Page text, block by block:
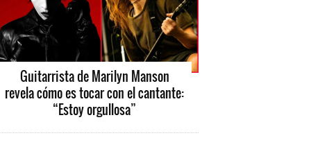
Guitarrista de Marilyn Manson
revela cómo es tocar con el cantante:
“Estoy orgullosa”